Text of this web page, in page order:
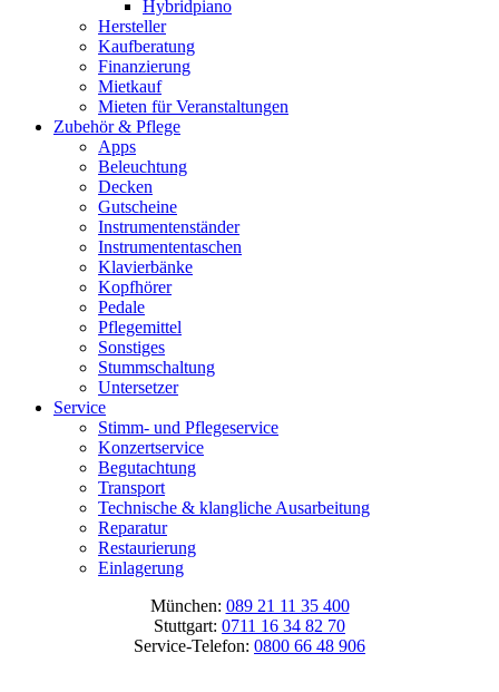
Hybridpiano
Hersteller
Kaufberatung
Finanzierung
Mietkauf
Mieten für Veranstaltungen
Zubehör & Pflege
Apps
Beleuchtung
Decken
Gutscheine
Instrumentenständer
Instrumententaschen
Klavierbänke
Kopfhörer
Pedale
Pflegemittel
Sonstiges
Stummschaltung
Untersetzer
Service
Stimm- und Pflegeservice
Konzertservice
Begutachtung
Transport
Technische & klangliche Ausarbeitung
Reparatur
Restaurierung
Einlagerung
München: 089 21 11 35 400
Stuttgart: 0711 16 34 82 70
Service-Telefon: 0800 66 48 906